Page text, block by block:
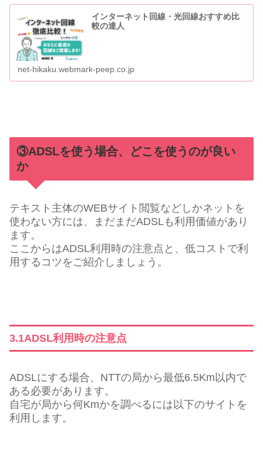
インターネット回線・光回線おすすめ比
較の達人
net-hikaku.webmark-peep.co.jp
③ADSLを使う場合、どこを使うのが良い
か
テキスト主体のWEBサイト閲覧などしかネットを
使わない方には、まだまだADSLも利用価値があり
ます。
ここからはADSL利用時の注意点と、低コストで利
用するコツをご紹介しましょう。
3.1ADSL利用時の注意点
ADSLにする場合、NTTの局から最低6.5Km以内で
ある必要があります。
自宅が局から何Kmかを調べるには以下のサイトを
利用します。